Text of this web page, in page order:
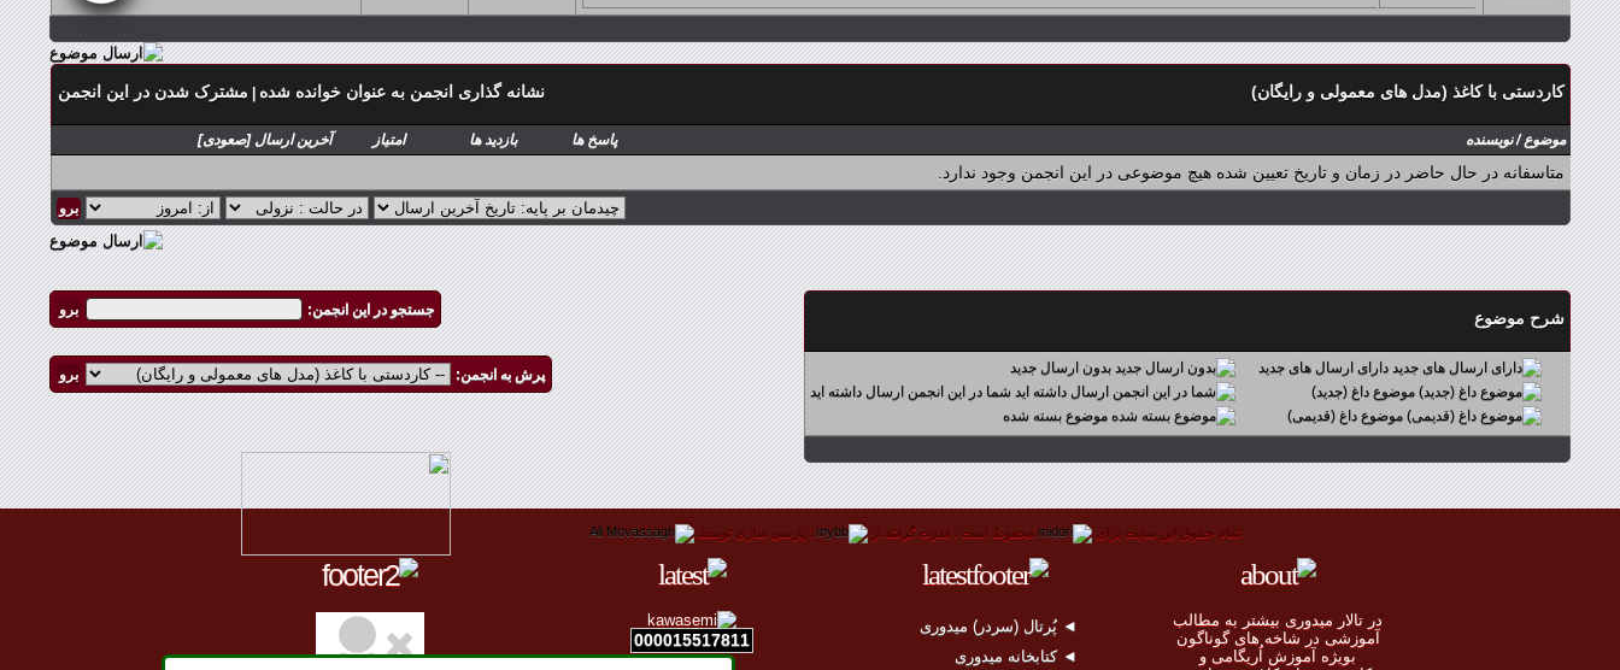
نشانه گذاری انجمن به عنوان خوانده شده | مشترک شدن در این انجمن کاردستی با کاغذ (مدل های معمولی و رایگان)
موضوع/نویسنده پاسخ ها بازدید ها امتیاز آخرین ارسال [صعودی]
متاسفانه در حال حاضر در زمان و تاریخ تعیین شده هیچ موضوعی در این انجمن وجود ندارد.
شرح موضوع
دارای ارسال های جدید
موضوع داغ (جدید)
موضوع داغ (قدیمی)
بدون ارسال جدید
شما در این انجمن ارسال داشته اید
موضوع بسته شده
جستجو در این انجمن:
پرش به انجمن:
تمام حقوق اين سايت برای محفوظ است . قدرت گرفته از پارسی سازی توسط
000015517811
◄ پُرتال (سردر) میدوری
◄ کتابخانه میدوری
در تالار میدوری بيشتر به مطالب
آموزشی در شاخه های گوناگون
بویژه آموزش اُريگامی و